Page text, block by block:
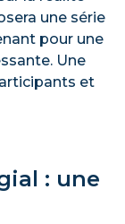
une série
pour une
Une
et
: une